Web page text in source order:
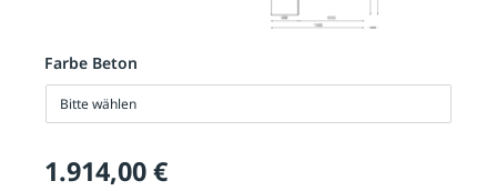
Farbe Beton
Bitte wählen
1.914,00 €